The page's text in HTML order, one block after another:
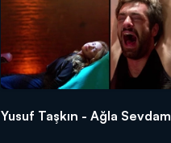
Yusuf Taşkın - Ağla Sevdam